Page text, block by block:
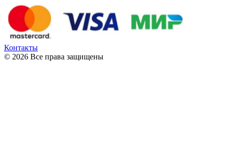
Контакты
© 2026 Все права защищены